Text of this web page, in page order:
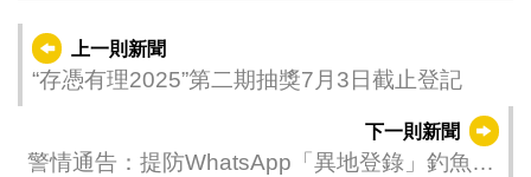
上一則新聞
“存憑有理2025”第二期抽獎7月3日截止登記
下一則新聞
警情通告：提防WhatsApp「異地登錄」釣魚短